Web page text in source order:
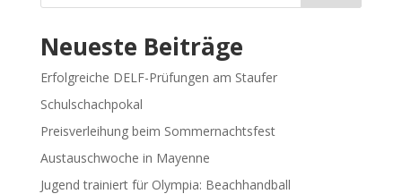
Neueste Beiträge
Erfolgreiche DELF-Prüfungen am Staufer
Schulschachpokal
Preisverleihung beim Sommernachtsfest
Austauschwoche in Mayenne
Jugend trainiert für Olympia: Beachhandball